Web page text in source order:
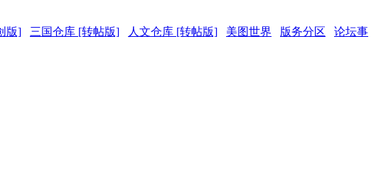
版] 三国仓库 [转帖版] 人文仓库 [转帖版] 美图世界 版务分区
论坛事